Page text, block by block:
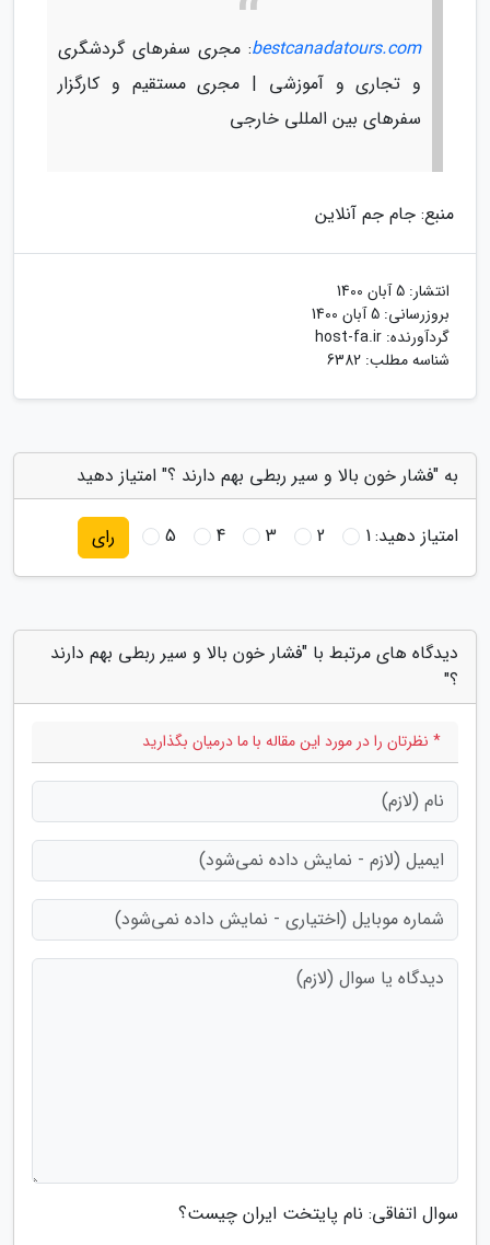
bestcanadatours.com: مجری سفرهای گردشگری
و تجاری و آموزشی | مجری مستقیم و کارگزار
سفرهای بین المللی خارجی
منبع: جام جم آنلاین
انتشار: 5 آبان 1400
بروزرسانی: 5 آبان 1400
گردآورنده: host-fa.ir
شناسه مطلب: 6382
به "فشار خون بالا و سیر ربطی بهم دارند ؟" امتیاز دهید
امتیاز دهید:1
2
3
4
5 رای
دیدگاه های مرتبط با "فشار خون بالا و سیر ربطی بهم دارند
؟"
* نظرتان را در مورد این مقاله با ما درمیان بگذارید
سوال اتفاقی: نام پایتخت ایران چیست؟